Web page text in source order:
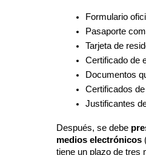
Formulario
Pasaporte
Tarjeta de
Certificado de
Documentos
Certificados
Justificantes
Después, se debe
medios electrónicos
tiene un plazo de tres